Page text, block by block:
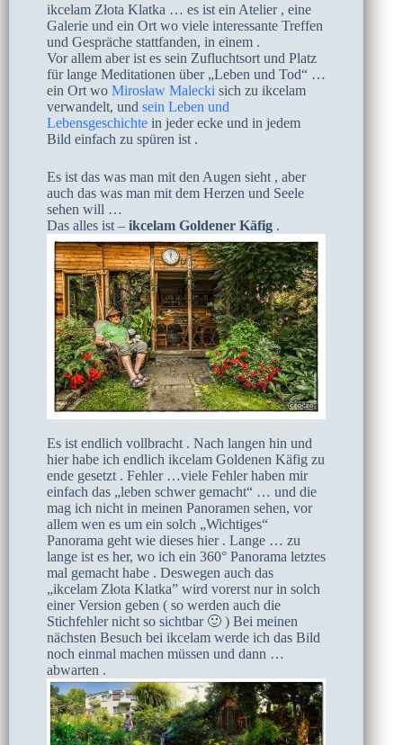
ikcelam Złota Klatka … es ist ein Atelier , eine
Galerie und ein Ort wo viele interessante Treffen
und Gespräche stattfanden, in einem .
Vor allem aber ist es sein Zufluchtsort und Platz
für lange Meditationen über „Leben und Tod“ …
ein Ort wo Mirosław Malecki sich zu ikcelam
verwandelt, und sein Leben und
Lebensgeschichte in jeder ecke und in jedem
Bild einfach zu spüren ist .
Es ist das was man mit den Augen sieht , aber
auch das was man mit dem Herzen und Seele
sehen will …
Das alles ist – ikcelam Goldener Käfig .
Es ist endlich vollbracht . Nach langen hin und
hier habe ich endlich ikcelam Goldenen Käfig zu
ende gesetzt . Fehler …viele Fehler haben mir
einfach das „leben schwer gemacht“ … und die
mag ich nicht in meinen Panoramen sehen, vor
allem wen es um ein solch „Wichtiges“
Panorama geht wie dieses hier . Lange … zu
lange ist es her, wo ich ein 360° Panorama letztes
mal gemacht habe . Deswegen auch das
„ikcelam Złota Klatka” wird vorerst nur in solch
einer Version geben ( so werden auch die
Stichfehler nicht so sichtbar 🙂 ) Bei meinen
nächsten Besuch bei ikcelam werde ich das Bild
noch einmal machen müssen und dann …
abwarten .